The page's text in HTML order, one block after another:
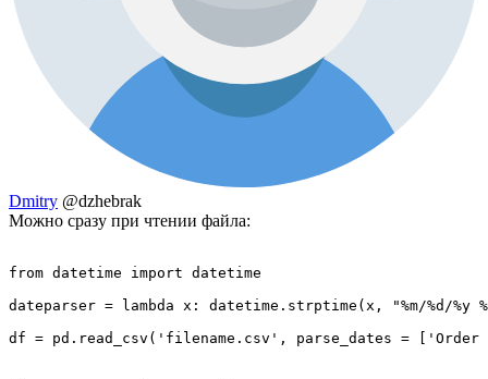
Dmitry @dzhebrak
Можно сразу при чтении файла:
from datetime import datetime
dateparser = lambda x: datetime.strptime(x, "%m/%d/%y
df = pd.read_csv('filename.csv', parse_dates = ['Order